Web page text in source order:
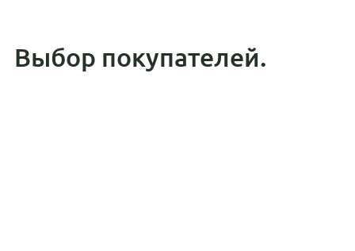
Выбор покупателей.